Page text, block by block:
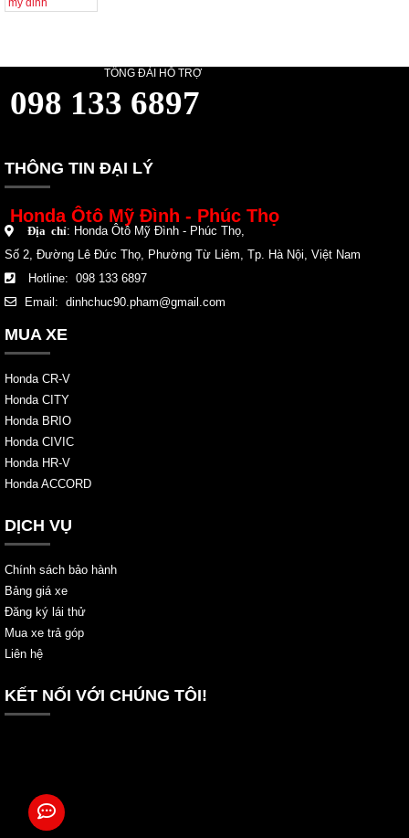
TỔNG ĐÀI HỖ TRỢ
098 133 6897
THÔNG TIN ĐẠI LÝ
Honda Ôtô Mỹ Đình - Phúc Thọ
Địa chỉ: Honda Ôtô Mỹ Đình - Phúc Thọ
Số 2, Đường Lê Đức Thọ, Phường Từ Liêm, Tp. Hà Nội, Việt Nam
Hotline: 098 133 6897
Email: dinhchuc90.pham@gmail.com
MUA XE
Honda CR-V
Honda CITY
Honda BRIO
Honda CIVIC
Honda HR-V
Honda ACCORD
DỊCH VỤ
Chính sách bảo hành
Bảng giá xe
Đăng ký lái thử
Mua xe trả góp
Liên hệ
KẾT NỐI VỚI CHÚNG TÔI!